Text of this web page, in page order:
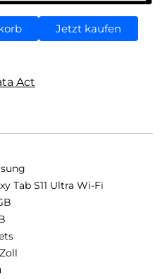
Jetzt kaufen
Act
Tab S11 Ultra Wi-Fi